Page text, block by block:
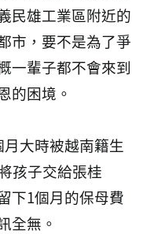
民雄工業區附近的
市，要不是為了爭
一輩子都不會來到
的困境。
大時被越南籍生
孩子交給張桂
下1個月的保母費
全無。